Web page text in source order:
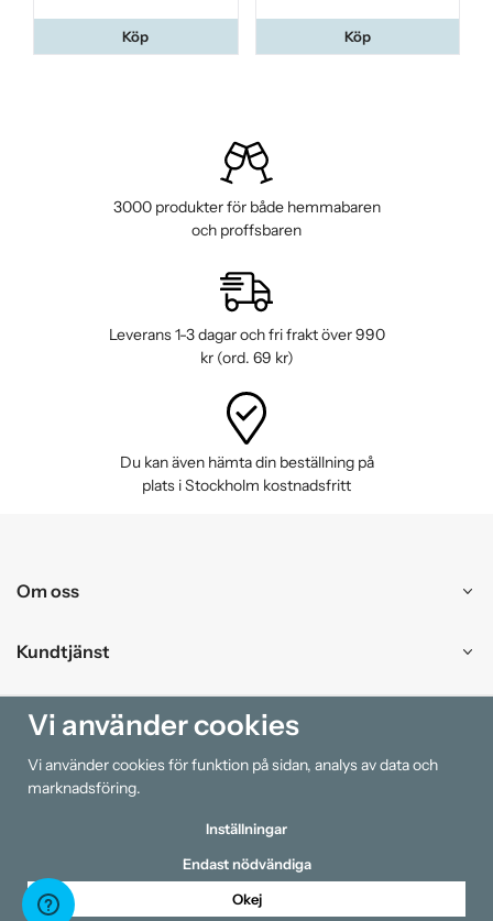
Köp Köp
3000 produkter för både hemmabaren
och proffsbaren
Leverans 1-3 dagar och fri frakt över 990
kr (ord. 69 kr)
Du kan även hämta din beställning på
plats i Stockholm kostnadsfritt
Om oss
Kundtjänst
Handla
Information
Vi använder cookies
Vi använder cookies för funktion på sidan, analys av data och
marknadsföring.
Inställningar
Endast nödvändiga
Okej